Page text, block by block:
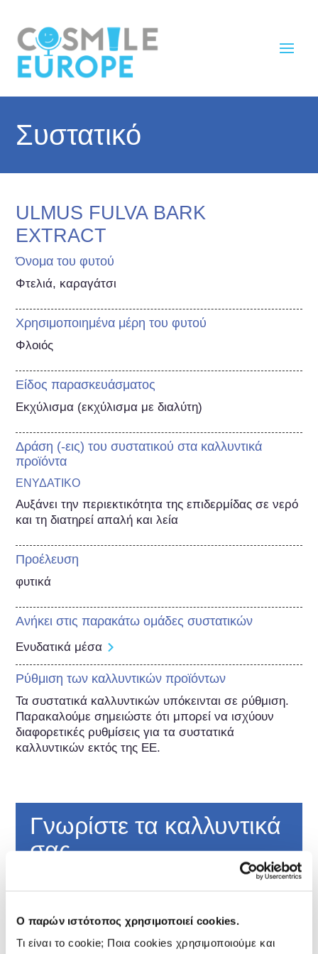
Ο παρών ιστότοπος χρησιμοποιεί cookies.
Τι είναι το cookie; Ποια cookies χρησιμοποιούμε και
Συστατικό
ULMUS FULVA BARK
EXTRACT
Όνομα του φυτού
Φτελιά, καραγάτσι
Χρησιμοποιημένα μέρη του φυτού
Φλοιός
Είδος παρασκευάσματος
Εκχύλισμα (εκχύλισμα με διαλύτη)
Δράση (-εις) του συστατικού στα καλλυντικά
προϊόντα
ΕΝΥΔΑΤΙΚΟ
Αυξάνει την περιεκτικότητα της επιδερμίδας σε νερό
και τη διατηρεί απαλή και λεία
Προέλευση
φυτικά
Ανήκει στις παρακάτω ομάδες συστατικών
Ενυδατικά μέσα
Ρύθμιση των καλλυντικών προϊόντων
Τα συστατικά καλλυντικών υπόκεινται σε ρύθμιση.
Παρακαλούμε σημειώστε ότι μπορεί να ισχύουν
διαφορετικές ρυθμίσεις για τα συστατικά
καλλυντικών εκτός της ΕΕ.
Γνωρίστε τα καλλυντικά
σας
Πώς διατηρούνται ασφαλή τα καλλυντικά
Η αυστηρή νομοθεσία διασφαλίζει ότι τα
καλλυντικά που πωλούνται στην Ευρωπαϊκή